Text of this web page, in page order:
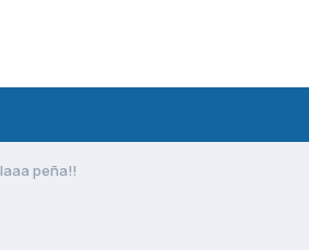
peña!!